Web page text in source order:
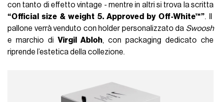
con tanto di effetto vintage - mentre in altri si trova la scritta
“Official size & weight 5. Approved by Off-White™”. Il
pallone verrà venduto con holder personalizzato da Swoosh
e marchio diVirgil Abloh, con packaging dedicato che
riprende l’estetica della collezione.